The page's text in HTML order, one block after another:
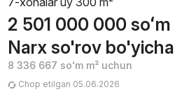
2 501 000 000 soʻm
Narx so'rov bo'yicha
8 336 667 soʻmm² uchun
Chop etilgan 05.06.2026